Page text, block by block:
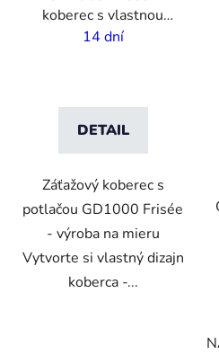
koberec s vlastnou
potalčou - 6 mm vlas -14 dní
DETAIL
Záťažový koberec s
potlačou GD1000 Frisée
- výroba na mieru
Vytvorte si vlastný dizajn
koberca -...